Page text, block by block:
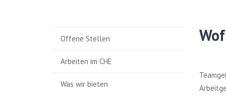
Offene Stellen
Arbeiten im CHE
Was wir bieten